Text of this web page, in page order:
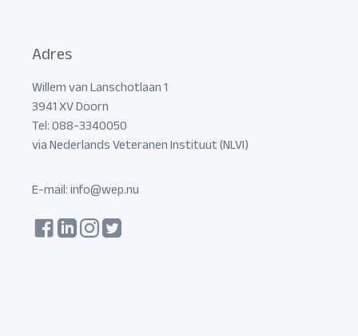
Adres
Willem van Lanschotlaan 1
3941 XV Doorn
Tel: 088-3340050
via Nederlands Veteranen Instituut (NLVI)
E-mail:info@wep.nu